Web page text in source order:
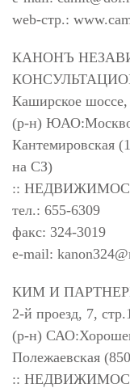
web-стр.:
КАНОНЪ
Каширское
(р-н)
Кантемировская
на СЗ)
::
тел.: 655-6309
факс: 324-3019
e-mail:
КИМ И
2-й проезд, 7, стр.1
(р-н)
Полежаевская
::